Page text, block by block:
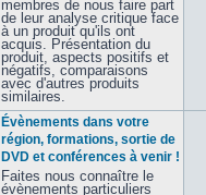
membres de nous faire part
de leur analyse critique face
à un produit qu'ils ont
acquis. Présentation du
produit, aspects positifs et
négatifs, comparaisons
avec d'autres produits
similaires.
Évènements dans votre
région, formations, sortie de
DVD et conférences à venir !
Faites nous connaître le
évènements particuliers